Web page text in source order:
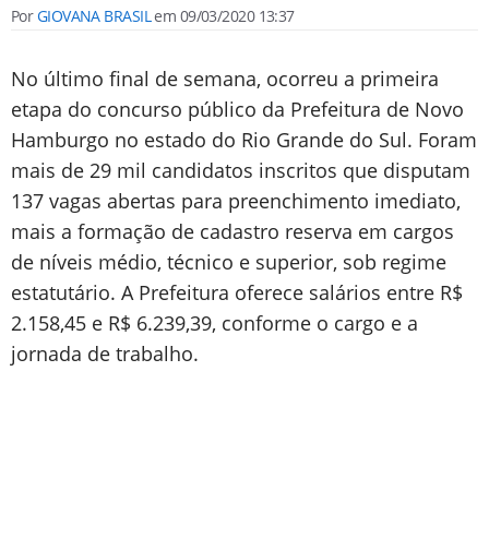
PorGIOVANA BRASILem 09/03/2020 13:37
No último final de semana, ocorreu a primeira
etapa do concurso público da Prefeitura de Novo
Hamburgo no estado do Rio Grande do Sul. Foram
mais de 29 mil candidatos inscritos que disputam
137 vagas abertas para preenchimento imediato,
mais a formação de cadastro reserva em cargos
de níveis médio, técnico e superior, sob regime
estatutário. A Prefeitura oferece salários entre R$
2.158,45 e R$ 6.239,39, conforme o cargo e a
jornada de trabalho.